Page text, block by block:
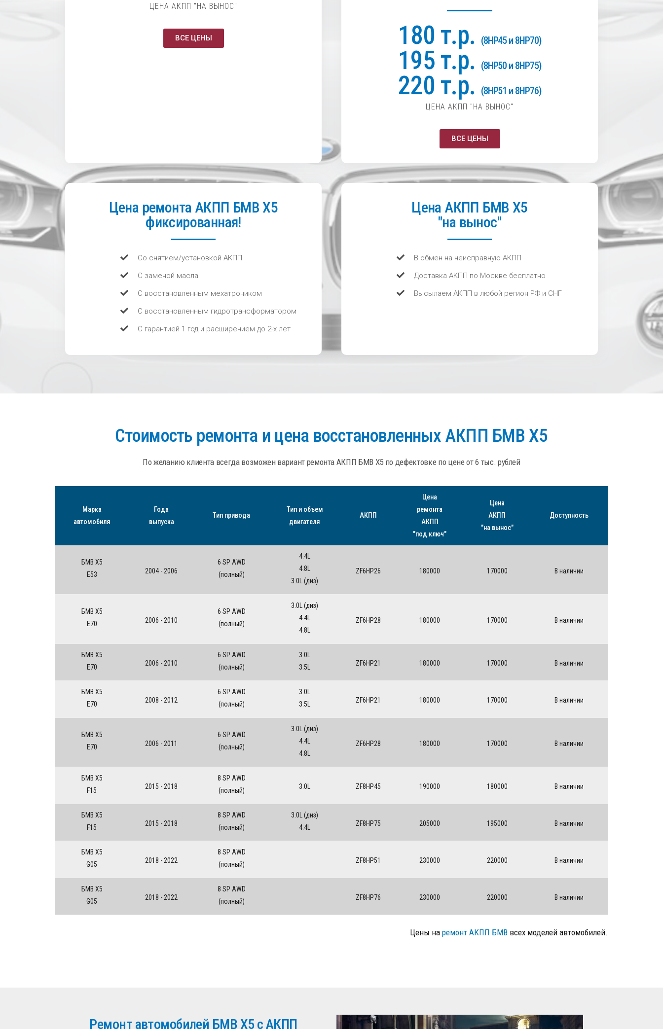
ЦЕНА АКПП "НА ВЫНОС"
ВСЕ ЦЕНЫ 180 т.р. (8HP45 и 8HP70)
195 т.р. (8HP50 и 8HP75)
220 т.р. (8HP51 и 8HP76)
ЦЕНА АКПП "НА ВЫНОС"
ВСЕ ЦЕНЫ
Цена ремонта АКПП БМВ Х5
фиксированная!
Со снятием/установкой АКПП
С заменой масла
С восстановленным мехатроником
С восстановленным гидротрансформатором
С гарантией 1 год и расширением до 2-х лет
Цена АКПП БМВ Х5
"на вынос"
В обмен на неисправную АКПП
Доставка АКПП по Москве бесплатно
Высылаем АКПП в любой регион РФ и СНГ
Стоимость ремонта и цена восстановленных АКПП БМВ Х5
По желанию клиента всегда возможен вариант ремонта АКПП БМВ Х5 по дефектовке по цене от 6 тыс. рублей
Марка
автомобиля
Года
выпуска
Тип привода
Тип и объем
двигателя
АКПП
Цена
ремонта
АКПП
"под ключ"
Цена
АКПП
"на вынос"
Доступность
БМВ Х5
E53
2004 - 2006
6 SP AWD
(полный)
4.4L
4.8L
3.0L (диз)
ZF6HP26 180000 170000 В наличии
БМВ Х5
E70
2006 - 2010
6 SP AWD
(полный)
3.0L (диз)
4.4L
4.8L
ZF6HP28 180000 170000 В наличии
БМВ Х5
E70
2006 - 2010
6 SP AWD
(полный)
3.0L
3.5L
ZF6HP21 180000 170000 В наличии
БМВ Х5
E70
2008 - 2012
6 SP AWD
(полный)
3.0L
3.5L
ZF6HP21 180000 170000 В наличии
БМВ Х5
E70
2006 - 2011
6 SP AWD
(полный)
3.0L (диз)
4.4L
4.8L
ZF6HP28 180000 170000 В наличии
БМВ Х5
F15
2015 - 2018
8 SP AWD
(полный)
3.0L ZF8HP45 190000 180000 В наличии
БМВ Х5
F15
2015 - 2018
8 SP AWD
(полный)
3.0L (диз)
4.4L
ZF8HP75 205000 195000 В наличии
БМВ Х5
G05
2018 - 2022
8 SP AWD
(полный)
ZF8HP51 230000 220000 В наличии
БМВ Х5
G05
2018 - 2022
8 SP AWD
(полный)
ZF8HP76 230000 220000 В наличии
Цены на ремонт АКПП БМВ всех моделей автомобилей.
Ремонт автомобилей БМВ Х5 с АКПП